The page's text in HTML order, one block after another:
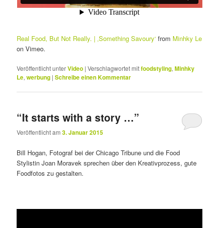
Real Food, But Not Really. | ‚Something Savoury‘ from Minhky Le
on Vimeo.
Veröffentlicht unterVideo |Verschlagwortet mitfoodstyling,Minhky
Le,werbung |Schreibe einen Kommentar
“It starts with a story …”
Veröffentlicht am3. Januar 2015
Bill Hogan, Fotograf bei der Chicago Tribune und die Food
Stylistin Joan Moravek sprechen über den Kreativprozess, gute
Foodfotos zu gestalten.